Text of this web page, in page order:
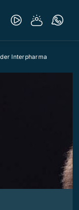
Interpharma